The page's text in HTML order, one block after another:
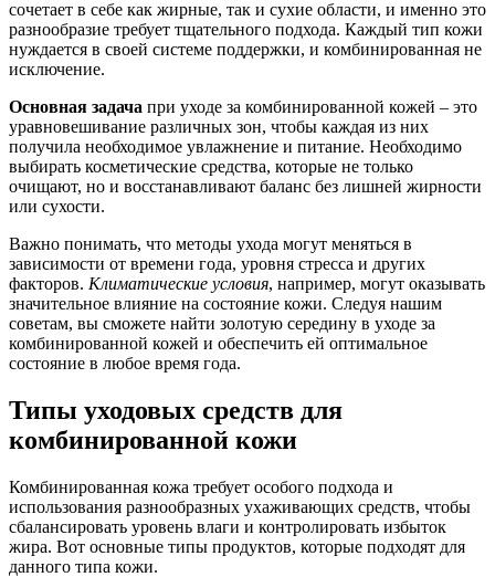
сочетает в себе как жирные, так и сухие области, и именно это
разнообразие требует тщательного подхода. Каждый тип кожи
нуждается в своей системе поддержки, и комбинированная не
исключение.
Основная задача при уходе за комбинированной кожей – это
уравновешивание различных зон, чтобы каждая из них
получила необходимое увлажнение и питание. Необходимо
выбирать косметические средства, которые не только
очищают, но и восстанавливают баланс без лишней жирности
или сухости.
Важно понимать, что методы ухода могут меняться в
зависимости от времени года, уровня стресса и других
факторов. Климатические условия, например, могут оказывать
значительное влияние на состояние кожи. Следуя нашим
советам, вы сможете найти золотую середину в уходе за
комбинированной кожей и обеспечить ей оптимальное
состояние в любое время года.
Типы уходовых средств для
комбинированной кожи
Комбинированная кожа требует особого подхода и
использования разнообразных ухаживающих средств, чтобы
сбалансировать уровень влаги и контролировать избыток
жира. Вот основные типы продуктов, которые подходят для
данного типа кожи.